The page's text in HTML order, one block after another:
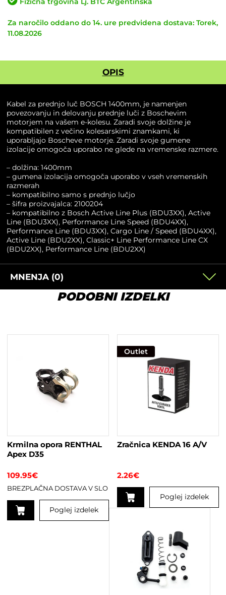
količina
Za naročilo oddano do 14. ure predvidena dostava: Torek,
11.08.2026
OPIS
Kabel za prednjo luč BOSCH 1400mm, je namenjen
povezovanju in delovanju prednje luči z Boschevim
motorjem na vašem e-kolesu. Zaradi svoje dolžine je
kompatibilen z večino kolesarskimi znamkami, ki
uporabljajo Boscheve motorje. Zaradi svoje gumene
izolacije omogoča uporabo ne glede na vremenske razmere.
– dolžina: 1400mm
– gumena izolacija omogoča uporabo v vseh vremenskih
razmerah
– kompatibilno samo s prednjo lučjo
– šifra proizvajalca: 2100204
– kompatibilno z Bosch Active Line Plus (BDU3XX), Active
Line (BDU3XX), Performance Line Speed (BDU4XX),
Performance Line (BDU3XX), Cargo Line / Speed (BDU4XX),
Active Line (BDU2XX), Classic+ Line Performance Line CX
(BDU2XX), Performance Line (BDU2XX)
MNENJA (0)
PODOBNI IZDELKI
Krmilna opora RENTHAL
Apex D35
109.95€
BREZPLAČNA DOSTAVA V SLO
Poglej izdelek
Outlet
Zračnica KENDA 16 A/V
2.26€
Poglej izdelek